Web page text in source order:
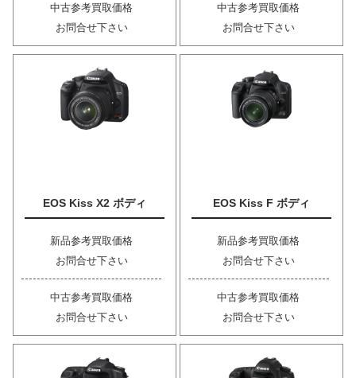
中古参考買取価格
お問合せ下さい
中古参考買取価格
お問合せ下さい
EOS Kiss X2 ボディ
新品参考買取価格
お問合せ下さい
中古参考買取価格
お問合せ下さい
EOS Kiss F ボディ
新品参考買取価格
お問合せ下さい
中古参考買取価格
お問合せ下さい